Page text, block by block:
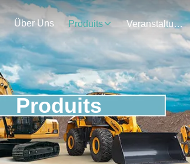
Über Uns Produits Veranstaltungen
Produits